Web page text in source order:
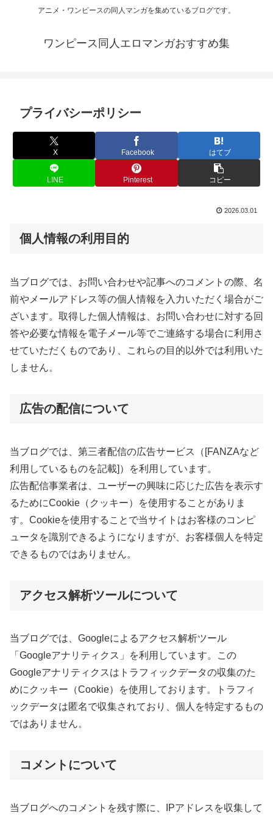
アニメ・ワンピースの同人マンガを集めているブログです。
ワンピース同人エロマンガおすすめ集
プライバシーポリシー
X Facebook はてブ
LINE Pinterest コピー
2026.03.01
個人情報の利用目的
当ブログでは、お問い合わせや記事へのコメントの際、名
前やメールアドレス等の個人情報を入力いただく場合がご
ざいます。取得した個人情報は、お問い合わせに対する回
答や必要な情報を電子メール等でご連絡する場合に利用さ
せていただくものであり、これらの目的以外では利用いた
しません。
広告の配信について
当ブログでは、第三者配信の広告サービス（[FANZAなど
利用しているものを記載]）を利用しています。
広告配信事業者は、ユーザーの興味に応じた広告を表示す
るためにCookie（クッキー）を使用することがありま
す。Cookieを使用することで当サイトはお客様のコンピ
ュータを識別できるようになりますが、お客様個人を特定
できるものではありません。
アクセス解析ツールについて
当ブログでは、Googleによるアクセス解析ツール
「Googleアナリティクス」を利用しています。この
Googleアナリティクスはトラフィックデータの収集のた
めにクッキー（Cookie）を使用しております。トラフィ
ックデータは匿名で収集されており、個人を特定するもの
ではありません。
コメントについて
当ブログへのコメントを残す際に、IPアドレスを収集して